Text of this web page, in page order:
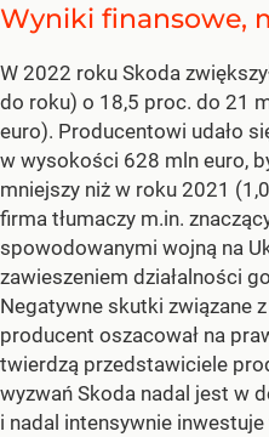
Wyniki finansowe,
W 2022 roku Skoda
do roku) o 18,5 proc. do 21
euro). Producentowi udało
w wysokości 628 mln euro,
mniejszy niż w roku 2021
firma tłumaczy m.in.
spowodowanymi wojną na
zawieszeniem działalności
Negatywne skutki związane
producent oszacował na
twierdzą przedstawiciele
wyzwań Skoda nadal jest w
i nadal intensywnie